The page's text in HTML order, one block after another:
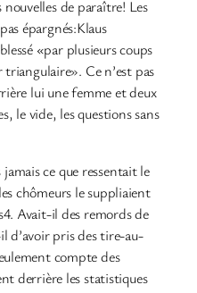
de paraître! Les
épargnés:Klaus
«par plusieurs coups
Ce n’est pas
lui une femme et deux
le vide, les questions sans
ce que ressentait le
chômeurs le suppliaient
Avait-il des remords de
d’avoir pris des tire-au-
compte des
derrière les statistiques